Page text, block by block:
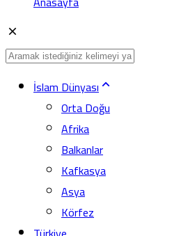
İslam Dünyası
Orta Doğu
Afrika
Balkanlar
Kafkasya
Asya
Körfez